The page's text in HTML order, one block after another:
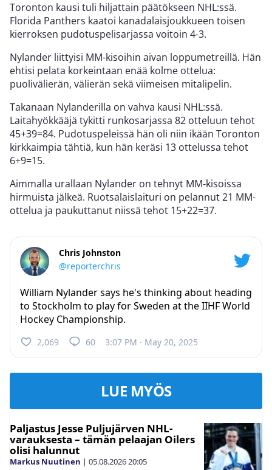
Toronton kausi tuli hiljattain päätökseen NHL:ssä.
Florida Panthers kaatoi kanadalaisjoukkueen toisen
kierroksen pudotuspelisarjassa voitoin 4-3.
Nylander liittyisi MM-kisoihin aivan loppumetreillä. Hän
ehtisi pelata korkeintaan enää kolme ottelua:
puolivälierän, välierän sekä viimeisen mitalipelin.
Takanaan Nylanderilla on vahva kausi NHL:ssä.
Laitahyökkääjä tykitti runkosarjassa 82 otteluun tehot
45+39=84. Pudotuspeleissä hän oli niin ikään Toronton
kirkkaimpia tähtiä, kun hän keräsi 13 ottelussa tehot
6+9=15.
Aimmalla urallaan Nylander on tehnyt MM-kisoissa
hirmuista jälkeä. Ruotsalaislaituri on pelannut 21 MM-
ottelua ja paukuttanut niissä tehot 15+22=37.
Chris Johnston
@reporterchris
William Nylander says he's thinking about heading
to Stockholm to play for Sweden at the IIHF World
Hockey Championship.
2,069 60 3:07 PM · May 20, 2025
LUE MYÖS
Paljastus Jesse Puljujärven NHL-
varauksesta – tämän pelaajan Oilers
olisi halunnut
Markus Nuutinen | 05.08.202620:05